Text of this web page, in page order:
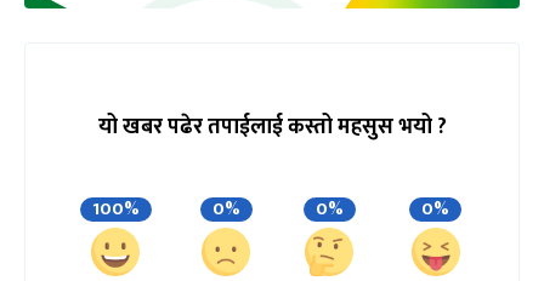
यो खबर पढेर तपाईलाई कस्तो महसुस भयो ?
100% 0% 0% 0%